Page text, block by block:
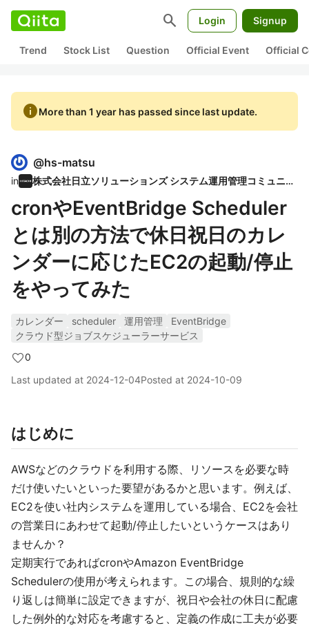
search Login Signup
Trend Stock List Question Official Event Official
infoMore than 1 year has passed since last update.
@hs-matsu
in 株式会社日立ソリューションズ システム運用管理コミュニティ
cronやEventBridge Scheduler
とは別の方法で休日祝日のカレ
ンダーに応じたEC2の起動/停止
をやってみた
カレンダー scheduler 運用管理
EventBridge
クラウド型ジョブスケジューラーサービス
0
Last updated at 2024-12-04Posted at 2024-10-09
はじめに
AWSなどのクラウドを利用する際、リソースを必要な時
だけ使いたいといった要望があるかと思います。例えば、
EC2を使い社内システムを運用している場合、EC2を会社
の営業日にあわせて起動/停止したいというケースはあり
ませんか？
定期実行であればcronやAmazon EventBridge
Schedulerの使用が考えられます。この場合、規則的な繰
り返しは簡単に設定できますが、祝日や会社の休日に配慮
した例外的な対応を考慮すると、定義の作成に工夫が必要